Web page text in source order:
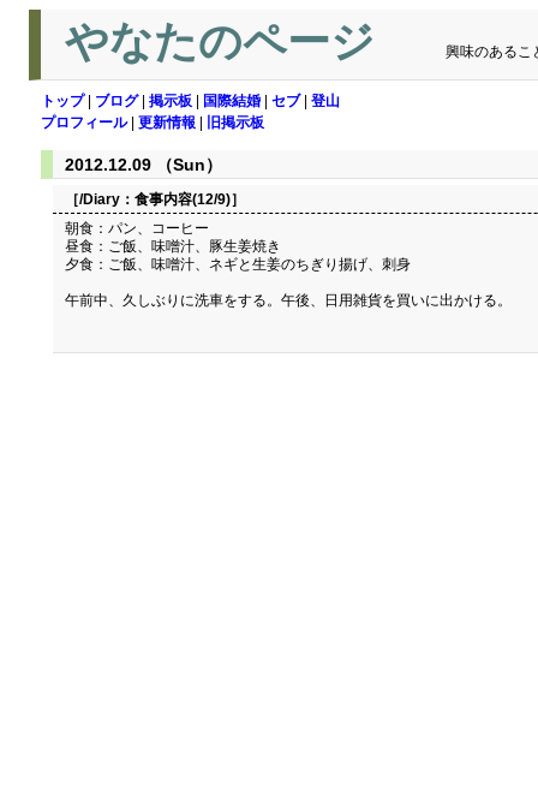
やなたのページ 興味のあるこ
トップ| ブログ| 掲示板 国際結婚 セブ| 登山
プロフィール| 更新情報 旧掲示板
2012.12.09 （Sun）
［/Diary： 食事内容(12/9)］
朝食：パン、コーヒー
昼食：ご飯、味噌汁、豚生姜焼き
夕食：ご飯、味噌汁、ネギと生姜のちぎり揚げ、刺身
午前中、久しぶりに洗車をする。午後、日用雑貨を買いに出かける。